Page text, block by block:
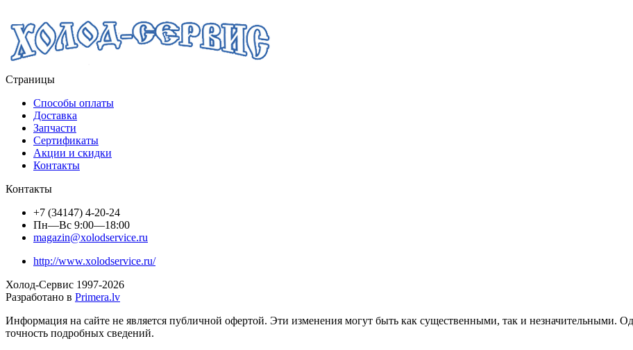
Страницы
Способы оплаты
Доставка
Запчасти
Сертификаты
Акции и скидки
Контакты
Контакты
+7 (34147) 4-20-24
Пн—Вс 9:00—18:00
magazin@xolodservice.ru
http://www.xolodservice.ru/
Холод-Сервис 1997-2026
Разработано в Primera.lv
Информация на сайте не является публичной офертой. Эти изменения могут быть как существенными, так и незначительными.
точность подробных сведений.